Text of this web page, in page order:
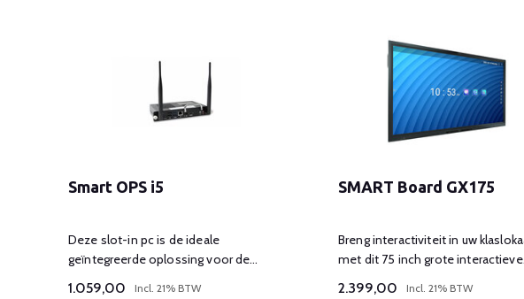
Smart OPS i5
Deze slot-in pc is de ideale
geïntegreerde oplossing voor de
1.059,00 Incl. 21% BTW
SMART Board GX175
Breng interactiviteit in uw
met dit 75 inch grote interactieve
2.399,00 Incl. 21% BTW